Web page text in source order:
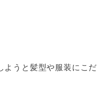
ようと髪型や服装にこだ